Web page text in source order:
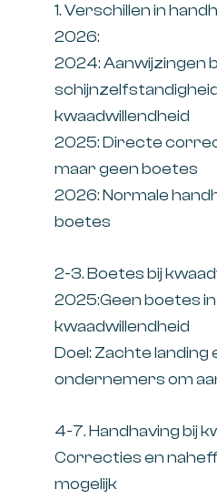
1. Verschillen in
2026:
2024: Aanwijzingen
kwaadwillendheid
2025: Directe
maar geen boetes
2026: Normale
boetes
2-3. Boetes bij
2025:Geen boetes
kwaadwillendheid
Doel: Zachte
ondernemers om
4-7. Handhaving bij
Correcties en
mogelijk